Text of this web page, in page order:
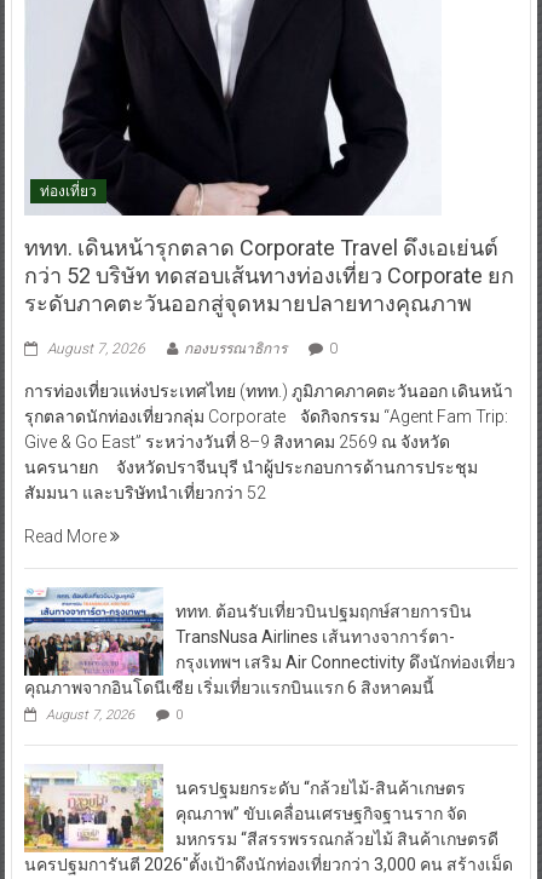
ท่องเที่ยว
ททท. เดินหน้ารุกตลาด Corporate Travel ดึงเอเย่นต์
กว่า 52 บริษัท ทดสอบเส้นทางท่องเที่ยว Corporate ยก
ระดับภาคตะวันออกสู่จุดหมายปลายทางคุณภาพ
August 7, 2026 กองบรรณาธิการ 0
การท่องเที่ยวแห่งประเทศไทย (ททท.) ภูมิภาคภาคตะวันออก เดินหน้า
รุกตลาดนักท่องเที่ยวกลุ่ม Corporate จัดกิจกรรม “Agent Fam Trip:
Give & Go East” ระหว่างวันที่ 8–9 สิงหาคม 2569 ณ จังหวัด
นครนายก จังหวัดปราจีนบุรี นำผู้ประกอบการด้านการประชุม
สัมมนา และบริษัทนำเที่ยวกว่า 52
Read More
ททท. ต้อนรับเที่ยวบินปฐมฤกษ์สายการบิน
TransNusa Airlines เส้นทางจาการ์ตา-
กรุงเทพฯ เสริม Air Connectivity ดึงนักท่องเที่ยว
คุณภาพจากอินโดนีเซีย เริ่มเที่ยวแรกบินแรก 6 สิงหาคมนี้
August 7, 2026 0
นครปฐมยกระดับ “กล้วยไม้-สินค้าเกษตร
คุณภาพ” ขับเคลื่อนเศรษฐกิจฐานราก จัด
มหกรรม “สีสรรพรรณกล้วยไม้ สินค้าเกษตรดี
นครปฐมการันตี 2026″ตั้งเป้าดึงนักท่องเที่ยวกว่า 3,000 คน สร้างเม็ด